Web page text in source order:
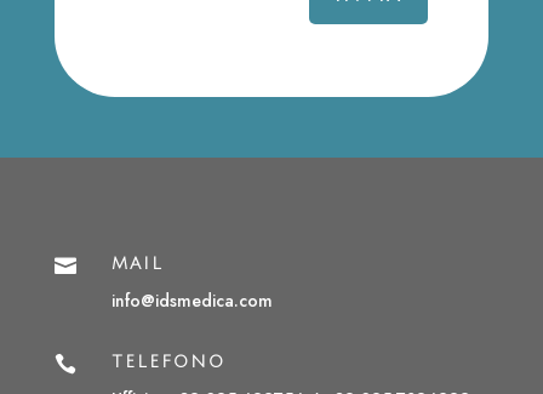
 MAIL
info@idsmedica.com
 TELEFONO